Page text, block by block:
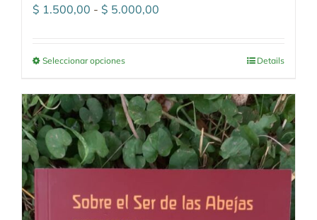
$ 1.500,00 - $ 5.000,00
hasta
$ 5.000,00
Seleccionar opciones Details